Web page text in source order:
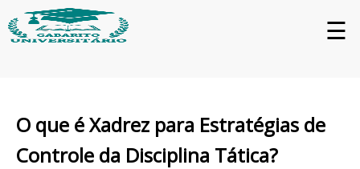
☰
O que é Xadrez para Estratégias de
Controle da Disciplina Tática?